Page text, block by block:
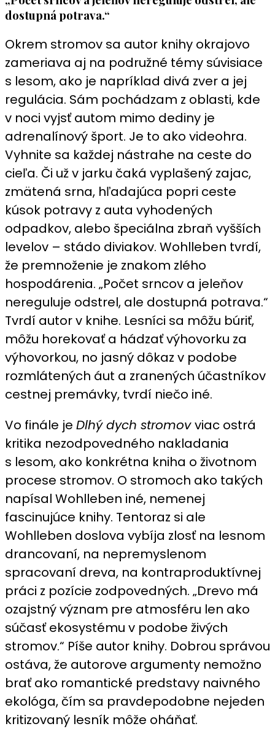
dostupná potrava.“
Okrem stromov sa autor knihy okrajovo
zameriava aj na podružné témy súvisiace
s lesom, ako je napríklad divá zver a jej
regulácia. Sám pochádzam z oblasti, kde
v noci vyjsť autom mimo dediny je
adrenalínový šport. Je to ako videohra.
Vyhnite sa každej nástrahe na ceste do
cieľa. Či už v jarku čaká vyplašený zajac,
zmätená srna, hľadajúca popri ceste
kúsok potravy z auta vyhodených
odpadkov, alebo špeciálna zbraň vyšších
levelov – stádo diviakov. Wohlleben tvrdí,
že premnoženie je znakom zlého
hospodárenia. „Počet srncov a jeleňov
nereguluje odstrel, ale dostupná potrava.“
Tvrdí autor v knihe. Lesníci sa môžu búriť,
môžu horekovať a hádzať výhovorku za
výhovorkou, no jasný dôkaz v podobe
rozmlátených áut a zranených účastníkov
cestnej premávky, tvrdí niečo iné.
Vo finále je Dlhý dych stromovviac ostrá
kritika nezodpovedného nakladania
s lesom, ako konkrétna kniha o životnom
procese stromov. O stromoch ako takých
napísal Wohlleben iné, nemenej
fascinujúce knihy. Tentoraz si ale
Wohlleben doslova vybíja zlosť na lesnom
drancovaní, na nepremyslenom
spracovaní dreva, na kontraproduktívnej
práci z pozície zodpovedných. „Drevo má
ozajstný význam pre atmosféru len ako
súčasť ekosystému v podobe živých
stromov.“ Píše autor knihy. Dobrou správou
ostáva, že autorove argumenty nemožno
brať ako romantické predstavy naivného
ekológa, čím sa pravdepodobne nejeden
kritizovaný lesník môže oháňať.